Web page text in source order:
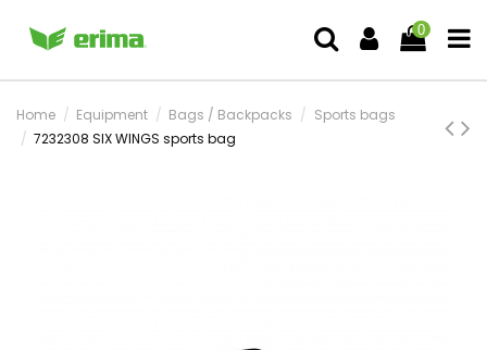
0
Home Equipment Bags / Backpacks
Sports bags
7232308 SIX WINGS sports bag